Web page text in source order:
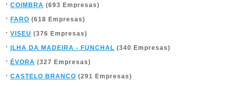
COIMBRA (693 Empresas)
FARO (618 Empresas)
VISEU (376 Empresas)
ILHA DA MADEIRA - FUNCHAL (340 Empresas)
ÉVORA (327 Empresas)
CASTELO BRANCO (291 Empresas)